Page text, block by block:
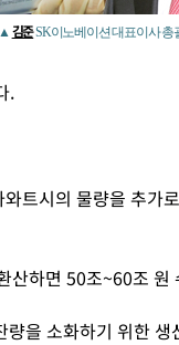
▲ 김준SK이노베이션 대표이사 총
.
트시의 물량을 추가
산하면 50조~60조 원
을 소화하기 위한 생